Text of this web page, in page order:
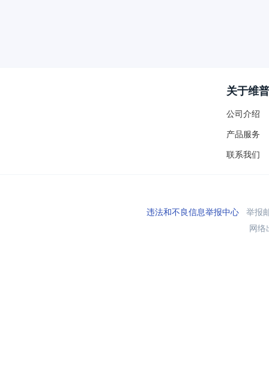
关于维普
公司介绍
产品服务
联系我们
违法和不良信息举报中心举报
网